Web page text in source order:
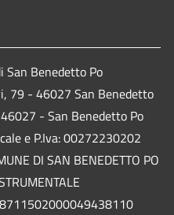
San Benedetto Po
79 - 46027 San Benedetto
- San Benedetto Po
e P.Iva: 00272230202
DI SAN BENEDETTO PO